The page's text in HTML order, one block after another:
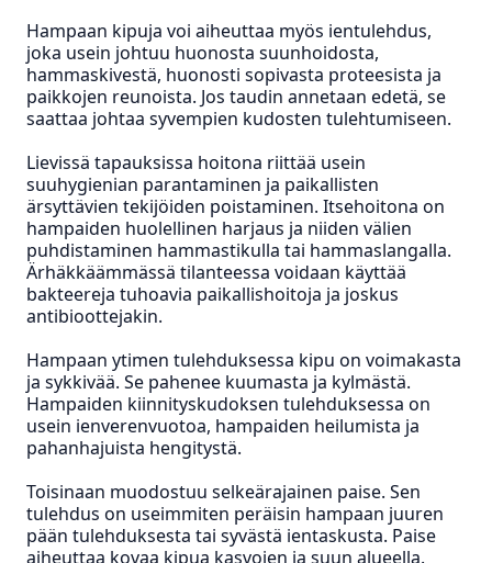
Hampaan kipuja voi aiheuttaa myös ientulehdus,
joka usein johtuu huonosta suunhoidosta,
hammaskivestä, huonosti sopivasta proteesista ja
paikkojen reunoista. Jos taudin annetaan edetä, se
saattaa johtaa syvempien kudosten tulehtumiseen.
Lievissä tapauksissa hoitona riittää usein
suuhygienian parantaminen ja paikallisten
ärsyttävien tekijöiden poistaminen. Itsehoitona on
hampaiden huolellinen harjaus ja niiden välien
puhdistaminen hammastikulla tai hammaslangalla.
Ärhäkkäämmässä tilanteessa voidaan käyttää
bakteereja tuhoavia paikallishoitoja ja joskus
antibioottejakin.
Hampaan ytimen tulehduksessa kipu on voimakasta
ja sykkivää. Se pahenee kuumasta ja kylmästä.
Hampaiden kiinnityskudoksen tulehduksessa on
usein ienverenvuotoa, hampaiden heilumista ja
pahanhajuista hengitystä.
Toisinaan muodostuu selkeärajainen paise. Sen
tulehdus on useimmiten peräisin hampaan juuren
pään tulehduksesta tai syvästä ientaskusta. Paise
aiheuttaa kovaa kipua kasvojen ja suun alueella.